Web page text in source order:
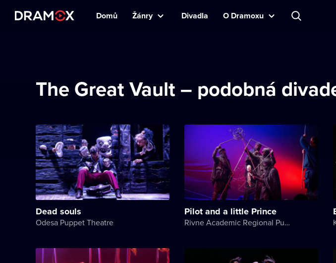
Domů Žánry Divadla O Dramoxu
The Great Vault – podobná
Dead souls
Odesa Puppet Theatre
Pilot and a little Prince
Rivne Academic Regional Puppet Theater